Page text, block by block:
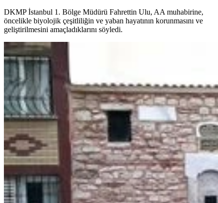
DKMP İstanbul 1. Bölge Müdürü Fahrettin Ulu, AA muhabirine,
öncelikle biyolojik çeşitliliğin ve yaban hayatının korunmasını ve
geliştirilmesini amaçladıklarını söyledi.